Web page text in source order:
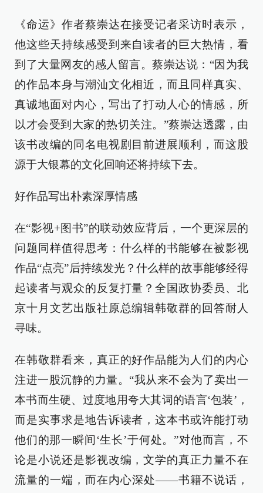
《命运》作者蔡崇达在接受记者采访时表示，
他这些天持续感受到来自读者的巨大热情，看
到了大量网友的感人留言。蔡崇达说：“因为我
的作品本身与潮汕文化相近，而且同样真实、
真诚地面对内心，写出了打动人心的情感，所
以才会受到大家的热切关注。”蔡崇达透露，由
该书改编的同名电视剧目前进展顺利，而这股
源于大银幕的文化回响还将持续下去。
好作品写出朴素深厚情感
在“影视+图书”的联动效应背后，一个更深层的
问题同样值得思考：什么样的书能够在被影视
作品“点亮”后持续发光？什么样的故事能够经得
起读者与观众的反复打量？全国政协委员、北
京十月文艺出版社原总编辑韩敬群的回答耐人
寻味。
在韩敬群看来，真正的好作品能为人们的内心
注进一股沉静的力量。“我从来不会为了卖出一
本书而生硬、过度地用夸大其词的语言‘包装’，
而是实事求是地告诉读者，这本书或许能打动
他们的那一瞬间‘生长’于何处。”对他而言，不
论是小说还是影视改编，文学的真正力量不在
流量的一端，而在内心深处——书籍不说话，